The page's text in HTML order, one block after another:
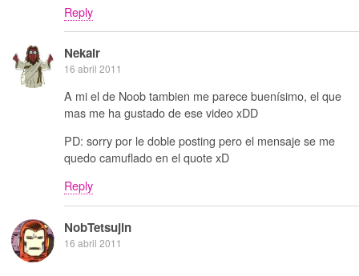
Reply
Nekair
16 abril 2011
A mi el de Noob tambien me parece buenísimo, el que
mas me ha gustado de ese video xDD
PD: sorry por le doble posting pero el mensaje se me
quedo camuflado en el quote xD
Reply
NobTetsujin
16 abril 2011